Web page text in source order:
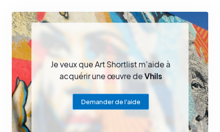
Je veux que Art Shortlist m'aide à
acquérir une œuvre deVhils
Demander de l'aide